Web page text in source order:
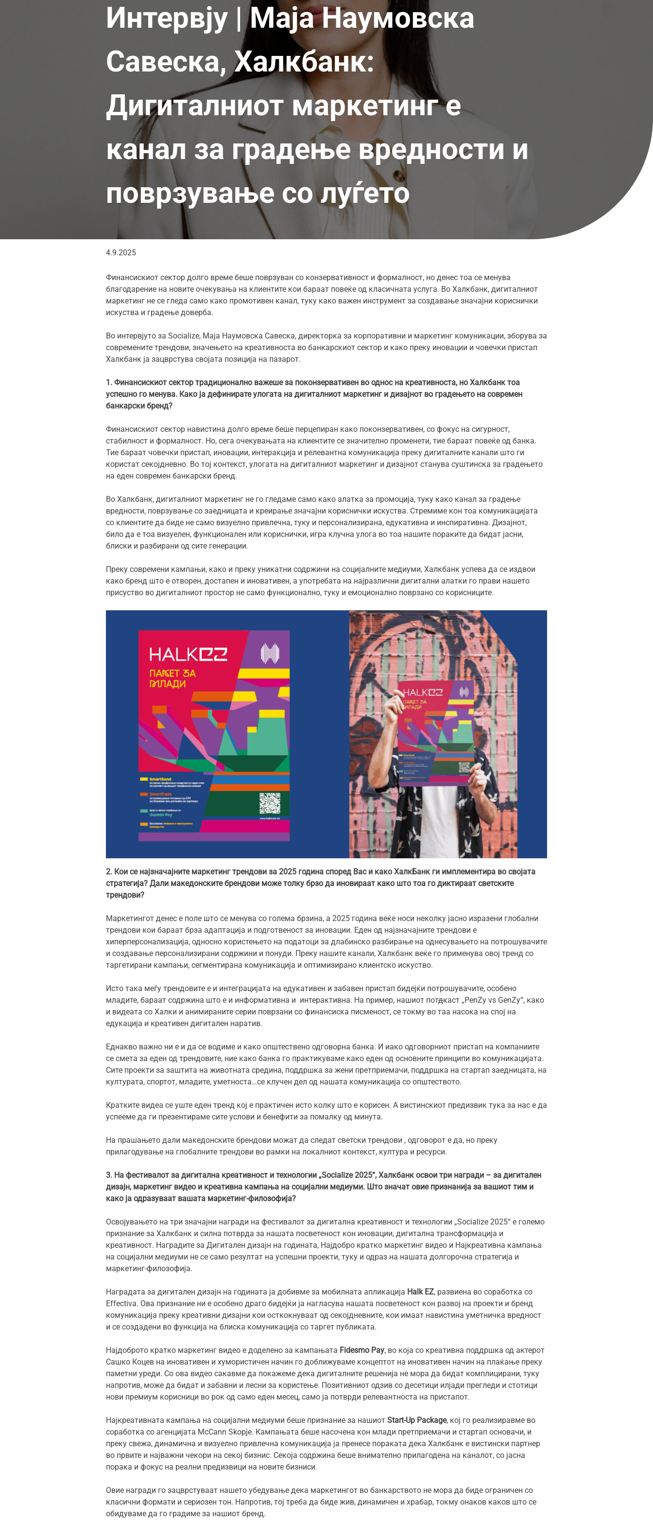
Интервју | Маја Наумовска
Савеска, Халкбанк:
Дигиталниот маркетинг е
канал за градење вредности и
поврзување со луѓето
4.9.2025
Финансискиот сектор долго време беше поврзуван со конзервативност и формалност, но денес тоа се менува
благодарение на новите очекувања на клиентите кои бараат повеќе од класичната услуга. Во Халкбанк, дигиталниот
маркетинг не се гледа само како промотивен канал, туку како важен инструмент за создавање значајни кориснички
искуства и градење доверба.
Во интервјуто за Socialize, Маја Наумовска Савеска, директорка за корпоративни и маркетинг комуникации, зборува за
современите трендови, значењето на креативноста во банкарскиот сектор и како преку иновации и човечки пристап
Халкбанк ја зацврстува својата позиција на пазарот.
1. Финансискиот сектор традиционално важеше за поконзервативен во однос на креативноста, но Халкбанк тоа
успешно го менува. Како ја дефинирате улогата на дигиталниот маркетинг и дизајнот во градењето на современ
банкарски бренд?
Финансискиот сектор навистина долго време беше перцепиран како поконзервативен, со фокус на сигурност,
стабилност и формалност. Но, сега очекувањата на клиентите се значително променети, тие бараат повеќе од банка.
Тие бараат човечки пристап, иновации, интеракција и релевантна комуникација преку дигиталните канали што ги
користат секојдневно. Во тој контекст, улогата на дигиталниот маркетинг и дизајнот станува суштинска за градењето
на еден современ банкарски бренд.
Во Халкбанк, дигиталниот маркетинг не го гледаме само како алатка за промоција, туку како канал за градење
вредности, поврзување со заедницата и креирање значајни кориснички искуства. Стремиме кон тоа комуникацијата
со клиентите да биде не само визуелно привлечна, туку и персонализирана, едукативна и инспиративна. Дизајнот,
било да е тоа визуелен, функционален или кориснички, игра клучна улога во тоа нашите пораките да бидат јасни,
блиски и разбирани од сите генерации.
Преку современи кампањи, како и преку уникатни содржини на социјалните медиуми, Халкбанк успева да се издвои
како бренд што е отворен, достапен и иновативен, а употребата на најразлични дигитални алатки го прави нашето
присуство во дигиталниот простор не само функционално, туку и емоционално поврзано со корисниците.
2. Кои се најзначајните маркетинг трендови за 2025 година според Вас и како ХалкБанк ги имплементира во својата
стратегија? Дали македонските брендови може толку брзо да иновираат како што тоа го диктираат светските
трендови?
Маркетингот денес е поле што се менува со голема брзина, а 2025 година веќе носи неколку јасно изразени глобални
трендови кои бараат брза адаптација и подготвеност за иновации. Еден од најзначајните трендови е
хиперперсонализација, односно користењето на податоци за длабинско разбирање на однесувањето на потрошувачите
и создавање персонализирани содржини и понуди. Преку нашите канали, Халкбанк веќе го применува овој тренд со
таргетирани кампањи, сегментирана комуникација и оптимизирано клиентско искуство.
Исто така меѓу трендовите е и интеграцијата на едукативен и забавен пристап бидејќи потрошувачите, особено
младите, бараат содржина што е и информативна и интерактивна. На пример, нашиот потдкаст „PenZy vs GenZy“, како
и видеата со Халки и анимираните серии поврзани со финансиска писменост, се токму во таа насока на спој на
едукација и креативен дигитален наратив.
Еднакво важно ни е и да се водиме и како општествено одговорна банка. И иако одговорниот пристап на компаниите
се смета за еден од трендовите, ние како банка го практикуваме како еден од основните принципи во комуникацијата.
Сите проекти за заштита на животната средина, поддршка за жени претприемачи, поддршка на стартап заедницата, на
културата, спортот, младите, уметноста…се клучен дел од нашата комуникација со општеството.
Кратките видеа се уште еден тренд кој е практичен исто колку што е корисен. А вистинскиот предизвик тука за нас е да
успееме да ги презентираме сите услови и бенефити за помалку од минута.
На прашањето дали македонските брендови можат да следат светски трендови , одговорот е да, но преку
прилагодување на глобалните трендови во рамки на локалниот контекст, култура и ресурси.
3. На фестивалот за дигитална креативност и технологии „Socialize 2025“, Халкбанк освои три награди – за дигитален
дизајн, маркетинг видео и креативна кампања на социјални медиуми. Што значат овие признанија за вашиот тим и
како ја одразуваат вашата маркетинг-филозофија?
Освојувањето на три значајни награди на фестивалот за дигитална креативност и технологии „Socialize 2025“ е големо
признание за Халкбанк и силна потврда за нашата посветеност кон иновации, дигитална трансформација и
креативност. Наградите за Дигитален дизајн на годината, Најдобро кратко маркетинг видео и Најкреативна кампања
на социјални медиуми не се само резултат на успешни проекти, туку и одраз на нашата долгорочна стратегија и
маркетинг-филозофија.
Наградата за дигитален дизајн на годината ја добивме за мобилната апликација Halk EZ, развиена во соработка со
Effectiva. Ова признание ни е особено драго бидејќи ја нагласува нашата посветеност кон развој на проекти и бренд
комуникација преку креативни дизајни кои осткокнуваат од секојдневните, кои имаат навистина уметничка вредност
и се создадени во функција на блиска комуникација со таргет публиката.
Најдоброто кратко маркетинг видео е доделено за кампањата Fidesmo Pay, во која со креативна поддршка од актерот
Сашко Коцев на иновативен и хумористичен начин го доближуваме концептот на иновативен начин на плаќање преку
паметни уреди. Со ова видео сакавме да покажеме дека дигиталните решенија не мора да бидат комплицирани, туку
напротив, може да бидат и забавни и лесни за користење. Позитивниот одзив со десетици илјади прегледи и стотици
нови премиум корисници во рок од само еден месец, само ја потврди релевантноста на пристапот.
Најкреативната кампања на социјални медиуми беше признание за нашиот Start-Up Package, кој го реализиравме во
соработка со агенцијата McCann Skopje. Кампањата беше насочена кон млади претприемачи и стартап основачи, и
преку свежа, динамична и визуелно привлечна комуникација ја пренесе пораката дека Халкбанк е вистински партнер
во првите и најважни чекори на секој бизнис. Секоја содржина беше внимателно прилагодена на каналот, со јасна
порака и фокус на реални предизвици на новите бизниси.
Овие награди го зацврстуваат нашето убедување дека маркетингот во банкарството не мора да биде ограничен со
класични формати и сериозен тон. Напротив, тој треба да биде жив, динамичен и храбар, токму онаков каков што се
обидуваме да го градиме за нашиот бренд.